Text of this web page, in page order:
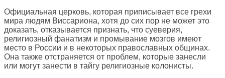
Официальная церковь, которая приписывает все грехи
мира людям Виссариона, хотя до сих пор не может это
доказать, отказывается признать, что суеверия,
религиозный фанатизм и промывание мозгов имеют
место в России и в некоторых православных общинах.
Она также отстраняется от проблем, которые занесли
или могут занести в тайгу религиозные колонисты.